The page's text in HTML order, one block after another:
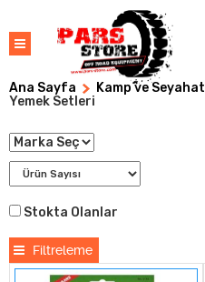
Ana Sayfa Kamp ve Seyahat
Yemek Setleri
Stokta Olanlar
Filtreleme